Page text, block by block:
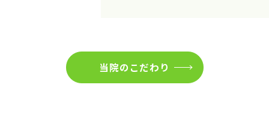
当院のこだわり